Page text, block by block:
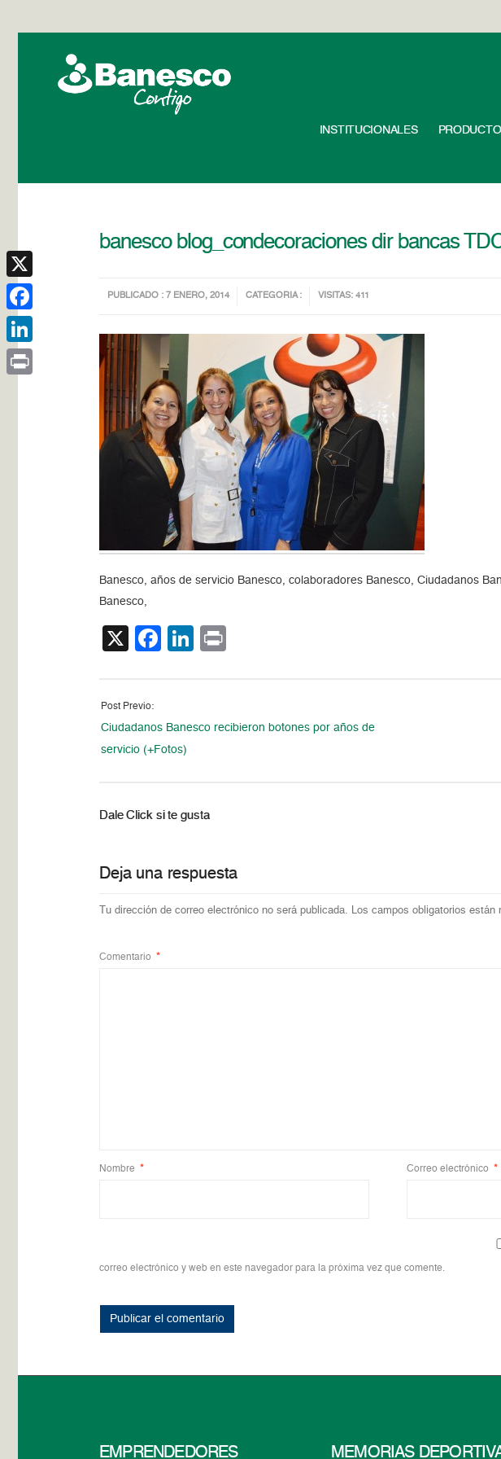
INSTITUCIONALES
banesco blog_condecoraciones dir bancas
PUBLICADO : 7 ENERO, 2014 CATEGORIA : VISITAS: 411
Banesco, años de servicio Banesco, colaboradores Banesco, Ciudadanos
Banesco,
X Facebook
LinkedIn
Post Previo:
Ciudadanos Banesco recibieron botones por años de
servicio (+Fotos)
Dale Click si te gusta
Deja una respuesta
Tu dirección de correo electrónico no será publicada. Los campos obligatorios están
Comentario *
Nombre * Correo electrónico *
correo electrónico y web en este navegador para la próxima vez que comente.
EMPRENDEDORES MEMORIAS
X
Facebook
LinkedIn